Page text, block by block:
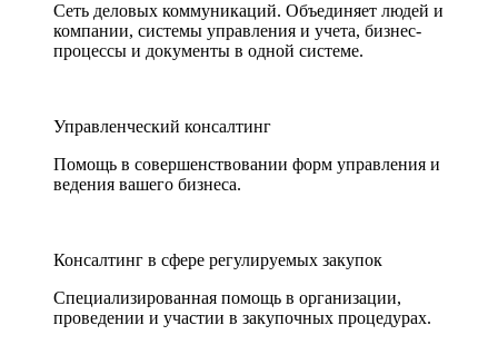
Сеть деловых коммуникаций. Объединяет людей и
компании, системы управления и учета, бизнес-
процессы и документы в одной системе.
Управленческий консалтинг
Помощь в совершенствовании форм управления и
ведения вашего бизнеса.
Консалтинг в сфере регулируемых закупок
Специализированная помощь в организации,
проведении и участии в закупочных процедурах.